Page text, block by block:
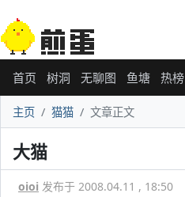
首页 树洞 无聊图 鱼塘 热榜
主页 猫猫 文章正文
大猫
oioi 发布于 2008.04.11 , 18:50